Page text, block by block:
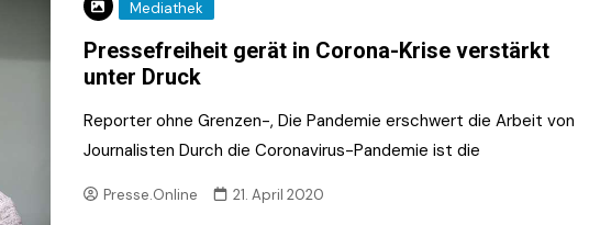
Mediathek
Pressefreiheit gerät in Corona-Krise verstärkt
unter Druck
Reporter ohne Grenzen-, Die Pandemie erschwert die Arbeit von
Journalisten Durch die Coronavirus-Pandemie ist die
Presse.Online 21. April 2020